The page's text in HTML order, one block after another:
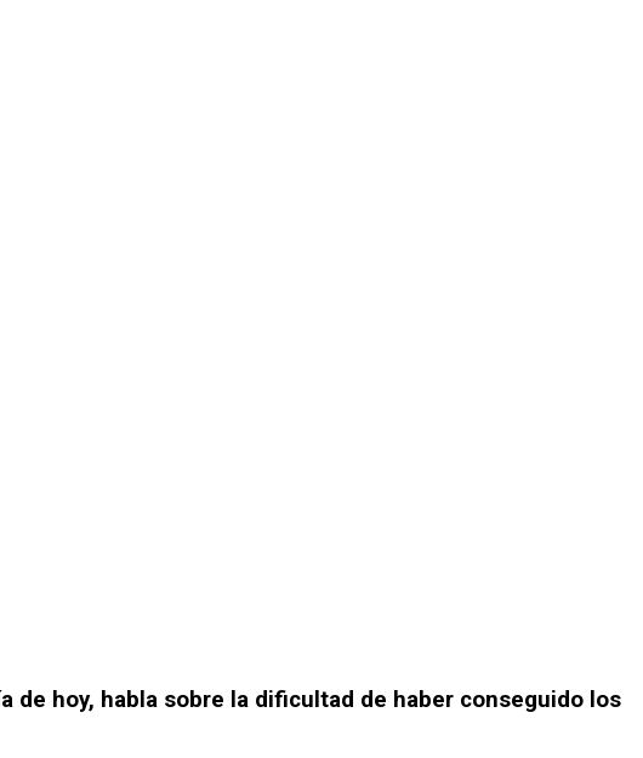
hoy, habla sobre la dificultad de haber conseguido los